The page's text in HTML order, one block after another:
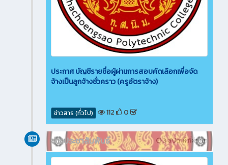
ประกาศ บัญชีรายชื่อผู้ผ่านการสอบคัดเลือกเพื่อจัด
จ้างเป็นลูกจ้างชั่วคราว (ครูอัตราจ้าง)
ข่าวสาร (ทั่วไป) 112 0
3 สัปดาห์ ที่ผ่านมา
ข่าวประชาสัมพันธ์